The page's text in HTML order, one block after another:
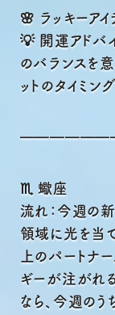
🌸 ラッキーア
💡 開運アドバ
のバランスを
ットのタイミング
♏ 蠍座
流れ：今週の
領域に光を当
上のパートナ
ギーが注がれ
なら、今週のう